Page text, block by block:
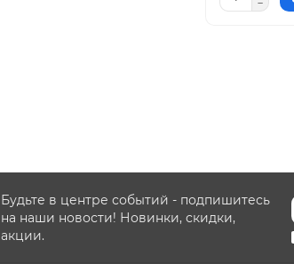
Будьте в центре событий - подпишитесь
на наши новости! Новинки, скидки,
акции.